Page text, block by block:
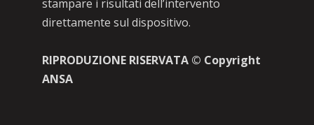
stampare i risultati dell’intervento
direttamente sul dispositivo.
RIPRODUZIONE RISERVATA © Copyright
ANSA